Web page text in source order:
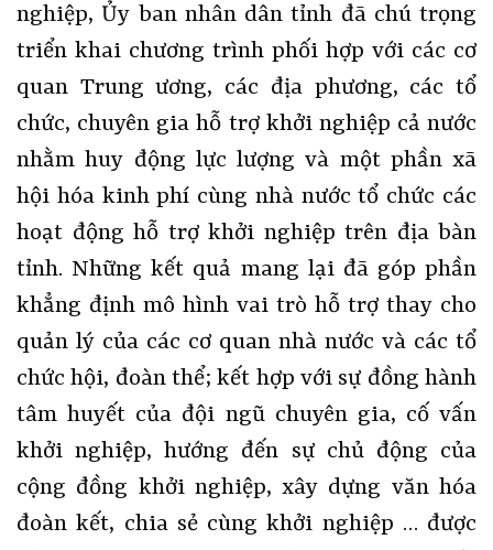
nghiệp, Ủy ban nhân dân tỉnh đã chú trọng
triển khai chương trình phối hợp với các cơ
quan Trung ương, các địa phương, các tổ
chức, chuyên gia hỗ trợ khởi nghiệp cả nước
nhằm huy động lực lượng và một phần xã
hội hóa kinh phí cùng nhà nước tổ chức các
hoạt động hỗ trợ khởi nghiệp trên địa bàn
tỉnh. Những kết quả mang lại đã góp phần
khẳng định mô hình vai trò hỗ trợ thay cho
quản lý của các cơ quan nhà nước và các tổ
chức hội, đoàn thể; kết hợp với sự đồng hành
tâm huyết của đội ngũ chuyên gia, cố vấn
khởi nghiệp, hướng đến sự chủ động của
cộng đồng khởi nghiệp, xây dựng văn hóa
đoàn kết, chia sẻ cùng khởi nghiệp … được